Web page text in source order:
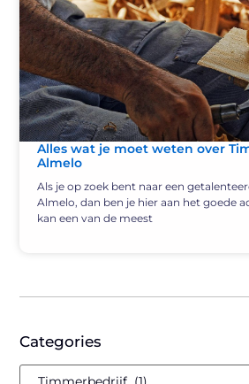
Categories
Alles wat je moet weten over
Almelo
Als je op zoek bent naar een
Almelo, dan ben je hier aan het goede
kan een van de meest